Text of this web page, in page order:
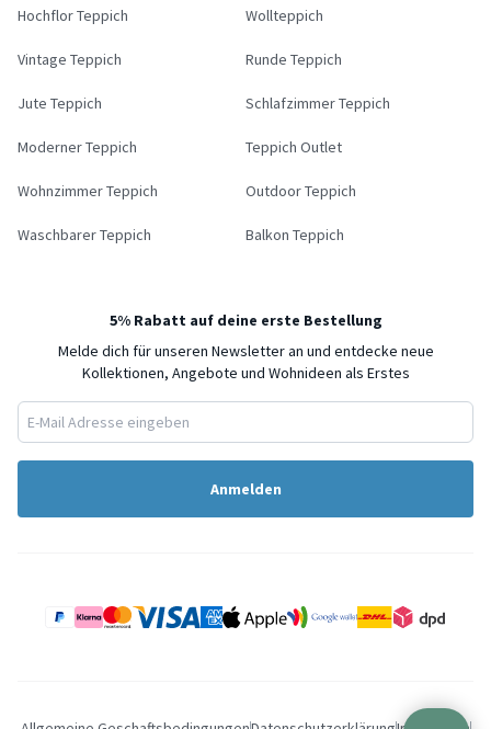
Hochflor Teppich Wollteppich
Vintage Teppich Runde Teppich
Jute Teppich Schlafzimmer Teppich
Moderner Teppich Teppich Outlet
Wohnzimmer Teppich Outdoor Teppich
Waschbarer Teppich Balkon Teppich
5% Rabatt auf deine erste Bestellung
Melde dich für unseren Newsletter an und entdecke neue
Kollektionen, Angebote und Wohnideen als Erstes
Anmelden